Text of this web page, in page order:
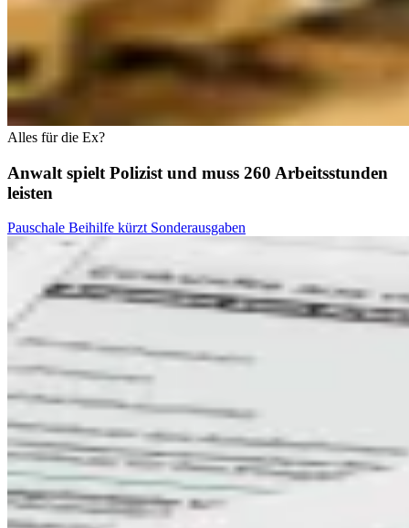
Alles für die Ex?
Anwalt spielt Polizist und muss 260 Arbeitsstunden
leisten
Pauschale Beihilfe kürzt Sonderausgaben